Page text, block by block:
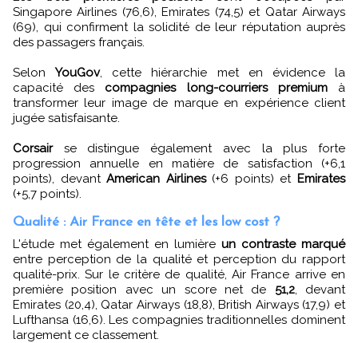
Singapore Airlines (76,6), Emirates (74,5) et Qatar Airways
(69), qui confirment la solidité de leur réputation auprès
des passagers français.
SelonYouGov, cette hiérarchie met en évidence la
capacité des compagnies long-courriers premiumà
transformer leur image de marque en expérience client
jugée satisfaisante.
Corsairse distingue également avec la plus forte
progression annuelle en matière de satisfaction (+6,1
points), devantAmerican Airlines(+6 points) et Emirates
(+5,7 points).
Qualité : Air France en tête et les low cost ?
L'étude met également en lumière un contraste marqué
entre perception de la qualité et perception du rapport
qualité-prix. Sur le critère de qualité, Air France arrive en
première position avec un score net de 51,2, devant
Emirates (20,4), Qatar Airways (18,8), British Airways (17,9) et
Lufthansa (16,6). Les compagnies traditionnelles dominent
largement ce classement.